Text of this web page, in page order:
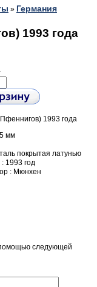
» Германия
1993 года
1993 года
мм
покрытая латунью
1993 год
: Мюнхен
следующей